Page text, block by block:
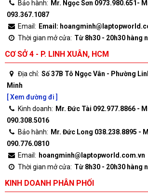
Bảo hành: Mr. Ngọc Sơn 0973.980.651-
093.367.1087
Email: Email:
Thời gian mở cửa: Từ 8h30 - 20h30 hàng
CƠ SỞ 4 - P. LINH XUÂN, HCM
Địa chỉ: Số 37B Tô Ngọc Vân - Phường
Minh
[ Xem đường đi ]
Kinh doanh: Mr. Đức Tài 092.977.8866 -
090.308.5016
Bảo hành: Mr. Đức Long 038.238.8895 -
090.776.0810
Email: hoangminh@laptopworld.com.vn
Thời gian mở cửa: Từ 8h30 - 20h30 hàng
KINH DOANH PHÂN PHỐI